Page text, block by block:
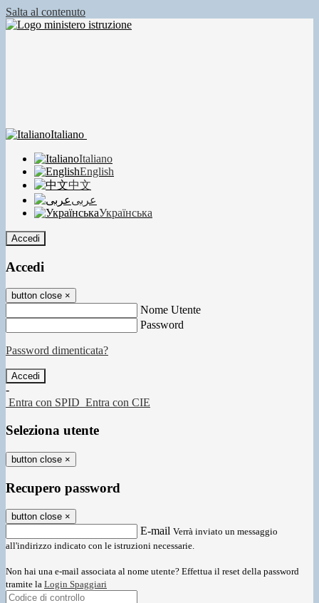
Salta al contenuto
Italiano
Italiano
English
中文
عربى
Українська
Accedi
Accedi
button close ×
Nome Utente
Password
Password dimenticata?
-
Entra con SPID Entra con CIE
Seleziona utente
button close ×
Recupero password
button close ×
E-mail Verrà inviato un messaggio
all'indirizzo indicato con le istruzioni necessarie.
Non hai una e-mail associata al nome utente? Effettua il reset della password
tramite la Login Spaggiari